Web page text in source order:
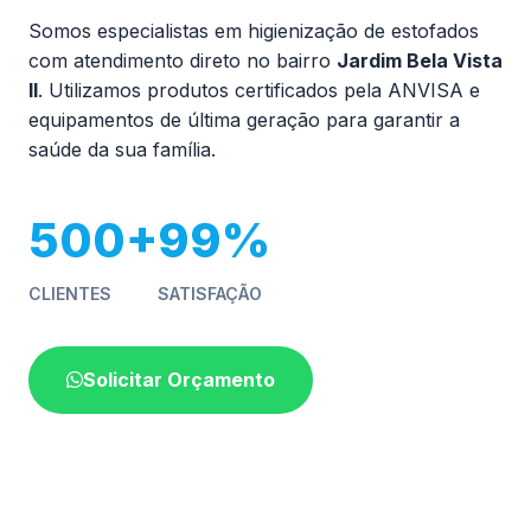
Somos especialistas em higienização de estofados
com atendimento direto no bairro Jardim Bela Vista
II. Utilizamos produtos certificados pela ANVISA e
equipamentos de última geração para garantir a
saúde da sua família.
500+
CLIENTES
99%
SATISFAÇÃO
Solicitar Orçamento